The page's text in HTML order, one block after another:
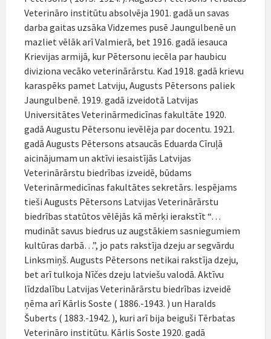
Veterināro institūtu absolvēja 1901. gadā un savas
darba gaitas uzsāka Vidzemes pusē Jaungulbenē un
mazliet vēlāk arī Valmierā, bet 1916. gadā iesauca
Krievijas armijā, kur Pētersonu iecēla par haubicu
diviziona vecāko veterinārārstu. Kad 1918. gadā krievu
karaspēks pamet Latviju, Augusts Pētersons paliek
Jaungulbenē. 1919. gadā izveidotā Latvijas
Universitātes Veterinārmedicīnas fakultāte 1920.
gadā Augustu Pētersonu ievēlēja par docentu. 1921.
gadā Augusts Pētersons atsaucās Eduarda Cīruļā
aicinājumam un aktīvi iesaistījās Latvijas
Veterinārārstu biedrības izveidē, būdams
Veterinārmedicīnas fakultātes sekretārs. Iespējams
tieši Augusts Pētersons Latvijas Veterinārārstu
biedrības statūtos vēlējās kā mērķi ierakstīt “…
mudināt savus biedrus uz augstākiem sasniegumiem
kultūras darbā…”, jo pats rakstīja dzeju ar segvārdu
Linksmiņš. Augusts Pētersons netikai rakstīja dzeju,
bet arī tulkoja Nīčes dzeju latviešu valodā. Aktīvu
līdzdalību Latvijas Veterinārārstu biedrības izveidē
ņēma arī Kārlis Soste ( 1886.-1943. ) un Haralds
Šuberts ( 1883.-1942. ), kuri arī bija beiguši Tērbatas
Veterināro institūtu. Kārlis Soste 1920. gadā